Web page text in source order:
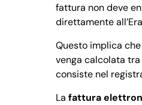
fattura non deve
direttamente
Questo implica
venga calcolata
consiste nel
La fattura